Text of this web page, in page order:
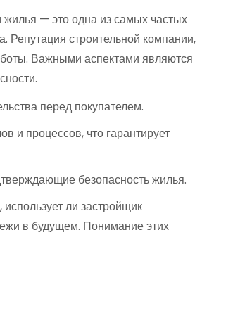
жилья — это одна из самых частых
Репутация строительной компании,
Важными аспектами являются
перед покупателем.
и процессов, что гарантирует
безопасность жилья.
ли застройщик
в будущем. Понимание этих